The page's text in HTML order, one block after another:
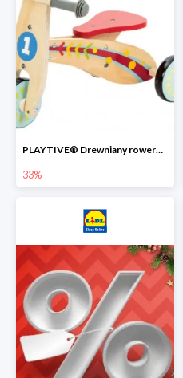
PLAYTIVE® Drewniany rowerek biegowy -33%
33%